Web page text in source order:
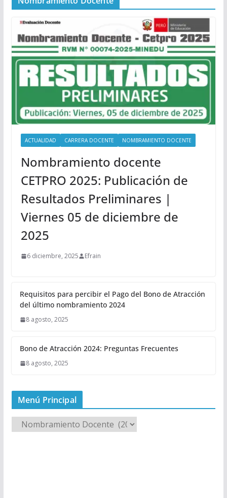
ACTUALIDAD CARRERA DOCENTE NOMBRAMIENTO DOCENTE
Nombramiento docente
CETPRO 2025: Publicación de
Resultados Preliminares |
Viernes 05 de diciembre de
2025
6 diciembre, 2025 Efrain
Requisitos para percibir el Pago del Bono de Atracción
del último nombramiento 2024
8 agosto, 2025
Bono de Atracción 2024: Preguntas Frecuentes
8 agosto, 2025
Menú Principal
e